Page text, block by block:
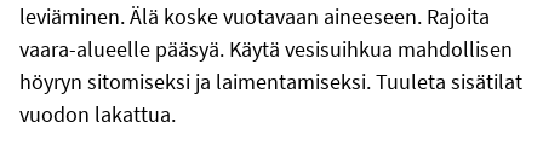
leviäminen. Älä koske vuotavaan aineeseen. Rajoita
vaara-alueelle pääsyä. Käytä vesisuihkua mahdollisen
höyryn sitomiseksi ja laimentamiseksi. Tuuleta sisätilat
vuodon lakattua.